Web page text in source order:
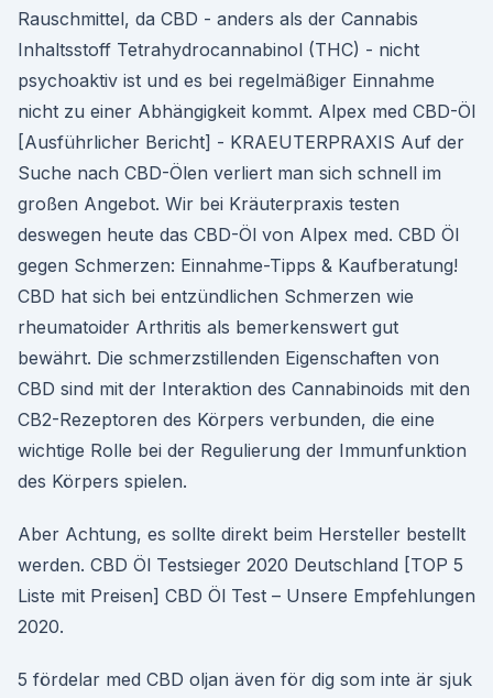
Rauschmittel, da CBD - anders als der Cannabis
Inhaltsstoff Tetrahydrocannabinol (THC) - nicht
psychoaktiv ist und es bei regelmäßiger Einnahme
nicht zu einer Abhängigkeit kommt. Alpex med CBD-Öl
[Ausführlicher Bericht] - KRAEUTERPRAXIS Auf der
Suche nach CBD-Ölen verliert man sich schnell im
großen Angebot. Wir bei Kräuterpraxis testen
deswegen heute das CBD-Öl von Alpex med. CBD Öl
gegen Schmerzen: Einnahme-Tipps & Kaufberatung!
CBD hat sich bei entzündlichen Schmerzen wie
rheumatoider Arthritis als bemerkenswert gut
bewährt. Die schmerzstillenden Eigenschaften von
CBD sind mit der Interaktion des Cannabinoids mit den
CB2-Rezeptoren des Körpers verbunden, die eine
wichtige Rolle bei der Regulierung der Immunfunktion
des Körpers spielen.
Aber Achtung, es sollte direkt beim Hersteller bestellt
werden. CBD Öl Testsieger 2020 Deutschland [TOP 5
Liste mit Preisen] CBD Öl Test – Unsere Empfehlungen
2020.
5 fördelar med CBD oljan även för dig som inte är sjuk